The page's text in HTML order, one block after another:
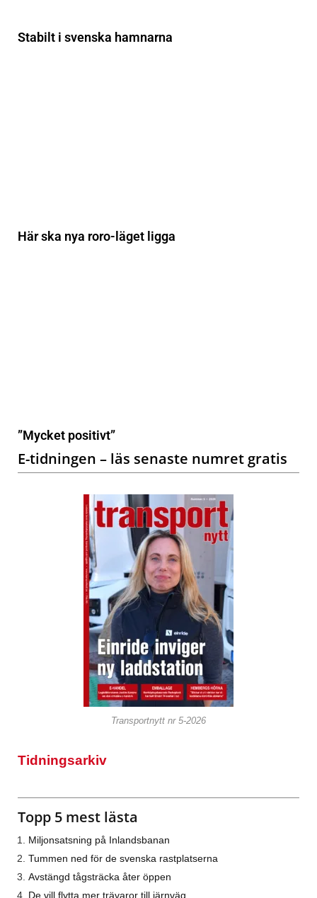
Stabilt i svenska hamnarna
Här ska nya roro-läget ligga
”Mycket positivt”
E-tidningen – läs senaste numret gratis
Transportnytt nr 5-2026
Tidningsarkiv
Topp 5 mest lästa
Miljonsatsning på Inlandsbanan
Tummen ned för de svenska rastplatserna
Avstängd tågsträcka åter öppen
De vill flytta mer trävaror till järnväg